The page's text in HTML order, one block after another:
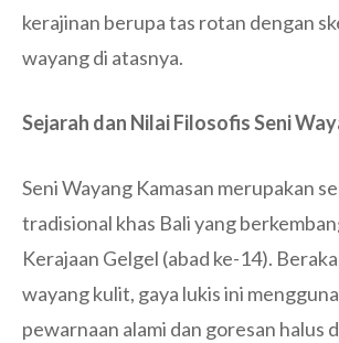
kerajinan berupa tas rotan dengan
wayang di atasnya.
Sejarah dan Nilai FilosofisSeni
Seni Wayang Kamasan merupakan
tradisional khas Bali yang
Kerajaan Gelgel (abad ke-14).
wayang kulit, gaya lukis ini
pewarnaan alami dan goresan halus